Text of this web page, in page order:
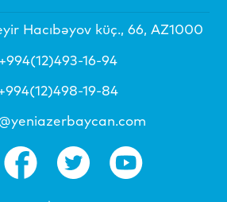
Hacıbəyov küç., 66, AZ1000
+994(12)493-16-94
19-84